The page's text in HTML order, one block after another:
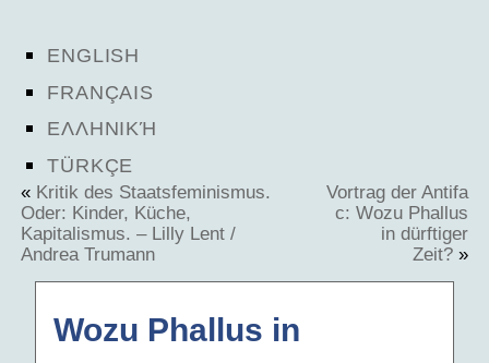
ENGLISH
FRANÇAIS
ΕΛΛΗΝΙΚΉ
TÜRKÇE
« Kritik des Staatsfeminismus.
Oder: Kinder, Küche,
Kapitalismus. – Lilly Lent /
Andrea Trumann
Vortrag der Antifa
c: Wozu Phallus
in dürftiger
Zeit? »
Wozu Phallus in